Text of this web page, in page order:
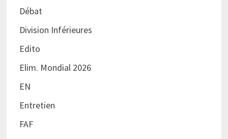
Débat
Division Inférieures
Edito
Elim. Mondial 2026
EN
Entretien
FAF